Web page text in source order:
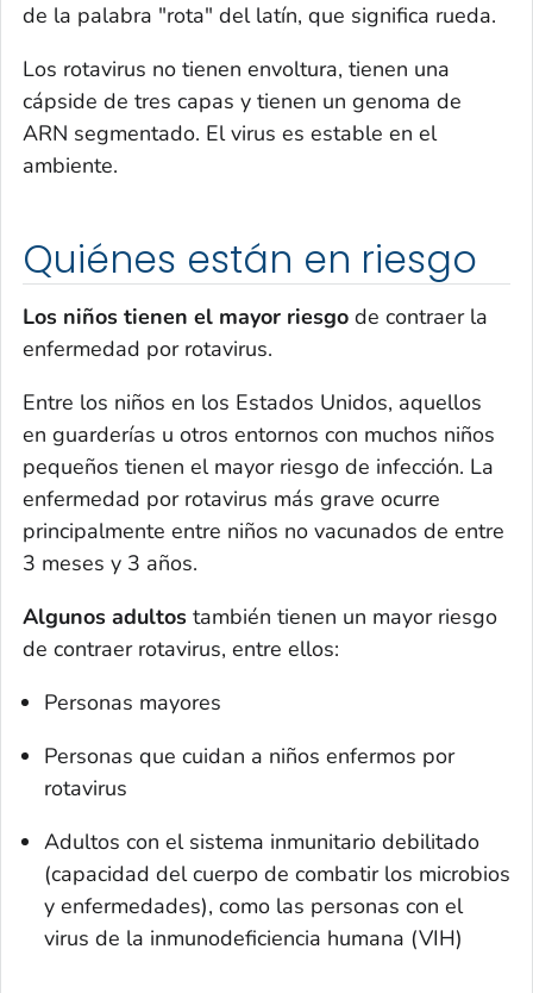
de la palabra "rota" del latín, que significa rueda.
Los rotavirus no tienen envoltura, tienen una
cápside de tres capas y tienen un genoma de
ARN segmentado. El virus es estable en el
ambiente.
Quiénes están en riesgo
Los niños tienen el mayor riesgo de contraer la
enfermedad por rotavirus.
Entre los niños en los Estados Unidos, aquellos
en guarderías u otros entornos con muchos niños
pequeños tienen el mayor riesgo de infección. La
enfermedad por rotavirus más grave ocurre
principalmente entre niños no vacunados de entre
3 meses y 3 años.
Algunos adultos también tienen un mayor riesgo
de contraer rotavirus, entre ellos:
Personas mayores
Personas que cuidan a niños enfermos por
rotavirus
Adultos con el sistema inmunitario debilitado
(capacidad del cuerpo de combatir los microbios
y enfermedades), como las personas con el
virus de la inmunodeficiencia humana (VIH)